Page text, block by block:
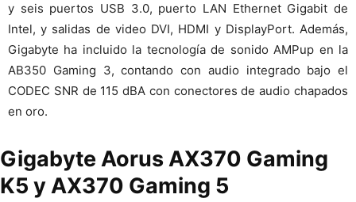
y seis puertos USB 3.0, puerto LAN Ethernet Gigabit de
Intel, y salidas de video DVI, HDMI y DisplayPort. Además,
Gigabyte ha incluido la tecnología de sonido AMPup en la
AB350 Gaming 3, contando con audio integrado bajo el
CODEC SNR de 115 dBA con conectores de audio chapados
en oro.
Gigabyte Aorus AX370 Gaming
K5 y AX370 Gaming 5